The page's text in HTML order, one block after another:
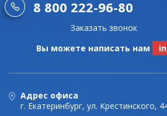
8 800 222-96-80
Заказать звонок
Вы можете написать нам
Адрес офиса
г. Екатеринбург, ул. Крестинского,